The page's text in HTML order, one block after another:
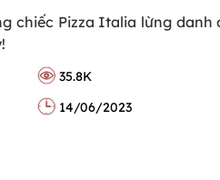
chiếc Pizza Italia lừng danh
35.8K
14/06/2023